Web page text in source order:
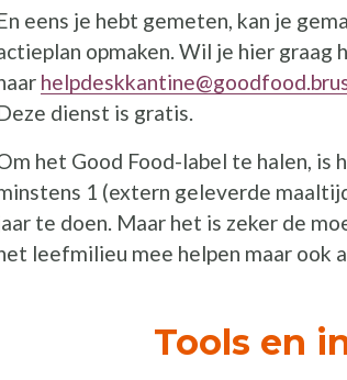
eens je hebt gemeten, kan je
opmaken. Wil je hier graag
dienst is gratis.
het Good Food-label te halen, is
1 (extern geleverde
te doen. Maar het is zeker de
leefmilieu mee helpen maar ook
Tools en